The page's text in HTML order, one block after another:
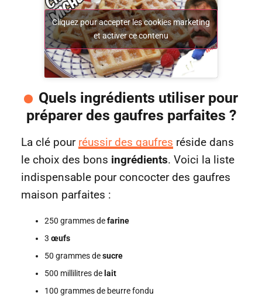
Cliquez pour accepter les cookies marketing
et activer ce contenu
Quels ingrédients utiliser pour
préparer des gaufres parfaites ?
La clé pour réussir des gaufres réside dans
le choix des bons ingrédients. Voici la liste
indispensable pour concocter des gaufres
maison parfaites :
250 grammes defarine
3 œufs
50 grammes desucre
500 millilitres de lait
100 grammes de beurre fondu